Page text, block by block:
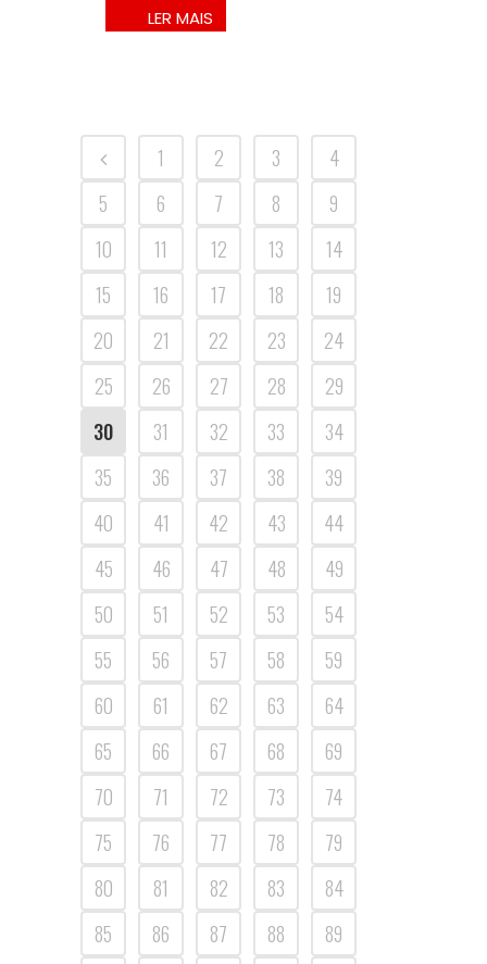
1 2 3
4
5
6 7 8
9
10
11 12 13
14
15
16 17 18
19
20
21 22 23
24
25
26 27 28
29
30
31 32 33
34
35
36 37 38
39
40
41 42 43
44
45
46 47 48
49
50
51 52 53
54
55
56 57 58
59
60
61 62 63
64
65
66 67 68
69
70
71 72 73
74
75
76 77 78
79
80
81 82 83
84
85
86 87 88
89